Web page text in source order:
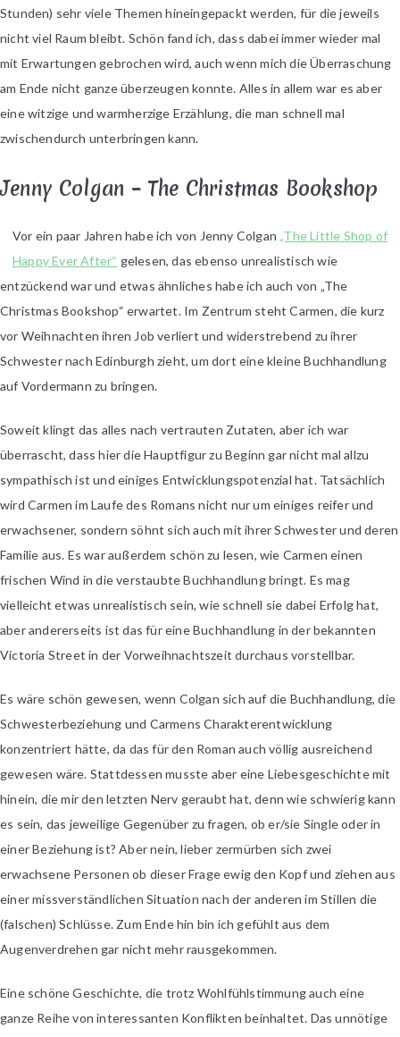
Stunden) sehr viele Themen hineingepackt werden, für die jeweils
nicht viel Raum bleibt. Schön fand ich, dass dabei immer wieder mal
mit Erwartungen gebrochen wird, auch wenn mich die Überraschung
am Ende nicht ganze überzeugen konnte. Alles in allem war es aber
eine witzige und warmherzige Erzählung, die man schnell mal
zwischendurch unterbringen kann.
Jenny Colgan – The Christmas Bookshop
Vor ein paar Jahren habe ich von Jenny Colgan „The Little Shop of
Happy Ever After“ gelesen, das ebenso unrealistisch wie
entzückend war und etwas ähnliches habe ich auch von „The
Christmas Bookshop“ erwartet. Im Zentrum steht Carmen, die kurz
vor Weihnachten ihren Job verliert und widerstrebend zu ihrer
Schwester nach Edinburgh zieht, um dort eine kleine Buchhandlung
auf Vordermann zu bringen.
Soweit klingt das alles nach vertrauten Zutaten, aber ich war
überrascht, dass hier die Hauptfigur zu Beginn gar nicht mal allzu
sympathisch ist und einiges Entwicklungspotenzial hat. Tatsächlich
wird Carmen im Laufe des Romans nicht nur um einiges reifer und
erwachsener, sondern söhnt sich auch mit ihrer Schwester und deren
Familie aus. Es war außerdem schön zu lesen, wie Carmen einen
frischen Wind in die verstaubte Buchhandlung bringt. Es mag
vielleicht etwas unrealistisch sein, wie schnell sie dabei Erfolg hat,
aber andererseits ist das für eine Buchhandlung in der bekannten
Victoria Street in der Vorweihnachtszeit durchaus vorstellbar.
Es wäre schön gewesen, wenn Colgan sich auf die Buchhandlung, die
Schwesterbeziehung und Carmens Charakterentwicklung
konzentriert hätte, da das für den Roman auch völlig ausreichend
gewesen wäre. Stattdessen musste aber eine Liebesgeschichte mit
hinein, die mir den letzten Nerv geraubt hat, denn wie schwierig kann
es sein, das jeweilige Gegenüber zu fragen, ob er/sie Single oder in
einer Beziehung ist? Aber nein, lieber zermürben sich zwei
erwachsene Personen ob dieser Frage ewig den Kopf und ziehen aus
einer missverständlichen Situation nach der anderen im Stillen die
(falschen) Schlüsse. Zum Ende hin bin ich gefühlt aus dem
Augenverdrehen gar nicht mehr rausgekommen.
Eine schöne Geschichte, die trotz Wohlfühlstimmung auch eine
ganze Reihe von interessanten Konflikten beinhaltet. Das unnötige